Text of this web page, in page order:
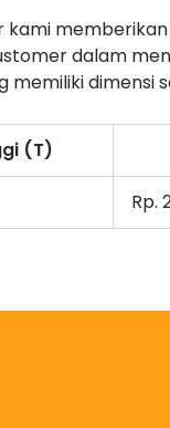
kami
dalam
dimensi
(T)
Rp.